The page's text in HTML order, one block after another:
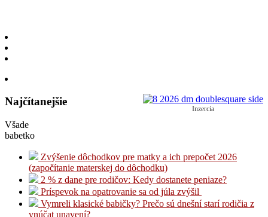
Inzercia
Najčítanejšie
Všade
babetko
Zvýšenie dôchodkov pre matky a ich prepočet 2026
(započítanie materskej do dôchodku)
2 % z dane pre rodičov: Kedy dostanete peniaze?
Príspevok na opatrovanie sa od júla zvýšil
Vymreli klasické babičky? Prečo sú dnešní starí rodičia z
vnúčat unavení?